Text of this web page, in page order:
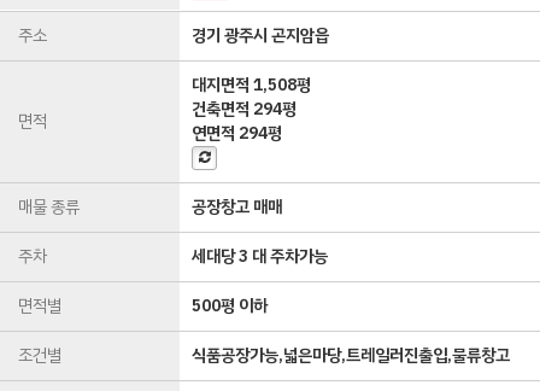
주소 경기 광주시 곤지암읍
면적
대지면적1,508평
건축면적 294평
연면적 294평
매물 종류
공장창고 매매
주차
세대당 3 대 주차가능
면적별
500평 이하
조건별
식품공장가능,넓은마당,트레일러진출입,물류창고